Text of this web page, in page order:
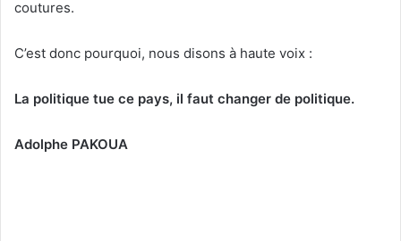
coutures.
C’est donc pourquoi, nous disons à haute voix :
La politique tue ce pays, il faut changer de politique.
Adolphe PAKOUA